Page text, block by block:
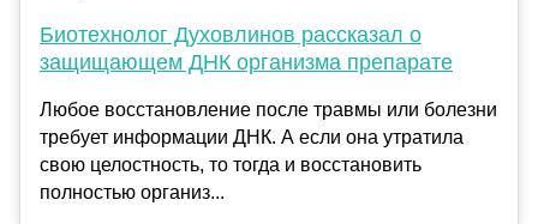
Биотехнолог Духовлинов рассказал о
защищающем ДНК организма препарате
Любое восстановление после травмы или болезни
требует информации ДНК. А если она утратила
свою целостность, то тогда и восстановить
полностью организ...